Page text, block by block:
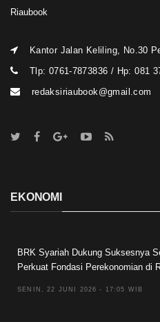
Riaubook
Kantor Jalan Keliling, No.30
Tlp: 0761-7873836 / Hp: 081
redaksiriaubook@gmail.com
EKONOMI
BRK Syariah Dukung Suksesnya
Perkuat Fondasi Perekonomian di
SENIN, 22 JUNI 2026 - 17:05 WIB